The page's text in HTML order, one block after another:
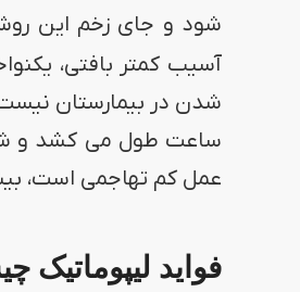
شود و جای زخم این
آسیب کمتر بافتی،
ساعت طول می کشد و شما
عمل کم تهاجمی است،
فواید لیپوماتیک